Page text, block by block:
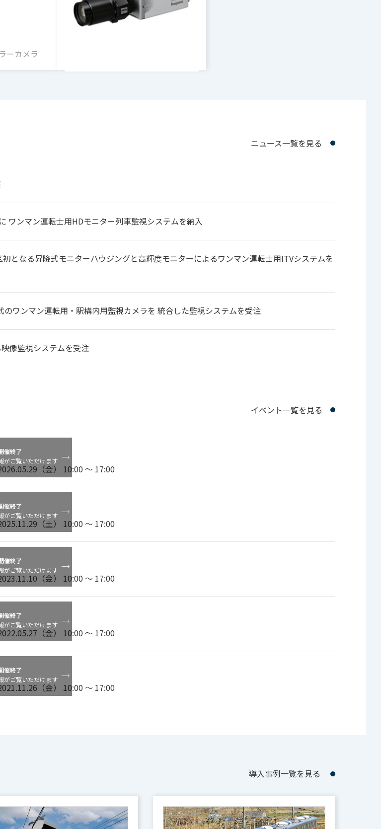
ーカメラ
ワンマン運転士用HDモニター列車監視システムを納入
となる昇降式モニターハウジングと高輝度モニターによるワンマン運転士用ITVシステムを
ワンマン運転用・駅構内用監視カメラを 統合した監視システムを受注
像監視システムを受注
ニュース一覧を見る
（金） 10:00 ～ 17:00
催終了
がご覧いただけます
（土） 10:00 ～ 17:00
催終了
がご覧いただけます
（金） 10:00 ～ 17:00
催終了
がご覧いただけます
（金） 10:00 ～ 17:00
催終了
がご覧いただけます
（金） 10:00 ～ 17:00
催終了
がご覧いただけます
イベント一覧を見る
導入事例一覧を見る